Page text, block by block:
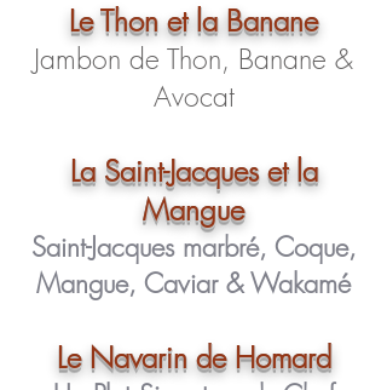
Le Thon et la Banane
Jambon de Thon, Banane &
Avocat
La Saint-Jacques et la
Mangue
Saint-Jacques marbré, Coque,
Mangue, Caviar & Wakamé
Le Navarin de Homard